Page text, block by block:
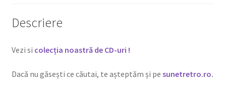
Descriere
Vezi si colecția noastră de CD-uri !
Dacă nu găsești ce căutai, te așteptăm și pe sunetretro.ro.